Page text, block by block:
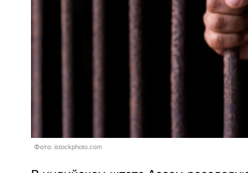
Фото: istockphoto.com